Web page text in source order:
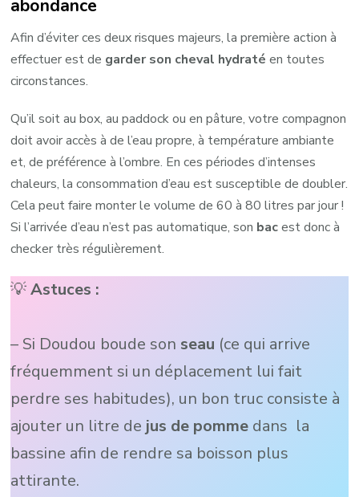
abondance
Afin d’éviter ces deux risques majeurs, la première action à
effectuer est de garder son cheval hydratéen toutes
circonstances.
Qu’il soit au box, au paddock ou en pâture, votre compagnon
doit avoir accès à de l’eau propre, à température ambiante
et, de préférence à l’ombre. En ces périodes d’intenses
chaleurs, la consommation d’eau est susceptible de doubler.
Cela peut faire monter le volume de 60 à 80 litres par jour !
Si l’arrivée d’eau n’est pas automatique, son bacest donc à
checker très régulièrement.
💡Astuces :
– Si Doudou boude son seau (ce qui arrive
fréquemment si un déplacement lui fait
perdre ses habitudes), un bon truc consiste à
ajouter un litre dejus de pomme dans la
bassine afin de rendre sa boisson plus
attirante.